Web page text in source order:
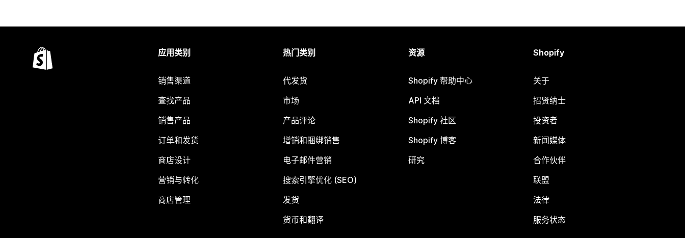
应用类别
销售渠道
查找产品
销售产品
订单和发货
商店设计
营销与转化
商店管理
热门类别
代发货
市场
产品评论
增销和捆绑销售
电子邮件营销
搜索引擎优化 (SEO)
发货
货币和翻译
资源
Shopify 帮助中心
API 文档
Shopify 社区
Shopify 博客
研究
Shopify
关于
招贤纳士
投资者
新闻媒体
合作伙伴
联盟
法律
服务状态